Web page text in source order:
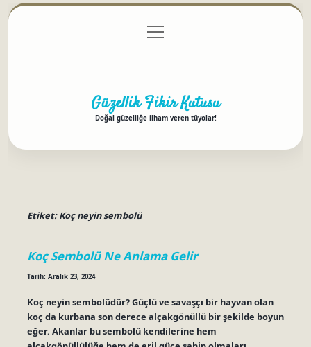
Gizlilik Politikası
menüyü
aç
Güzellik Fikir Kutusu
Doğal güzelliğe ilham veren tüyolar!
Etiket:Koç neyin sembolü
Koç Sembolü Ne Anlama Gelir
Tarih: Aralık 23, 2024
Koç neyin sembolüdür? Güçlü ve savaşçı bir hayvan olan
koç da kurbana son derece alçakgönüllü bir şekilde boyun
eğer. Akanlar bu sembolü kendilerine hem